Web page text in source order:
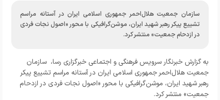
سازمان جمعیت هلال‌احمر جمهوری اسلامی ایران در آستانه مراسم
تشییع پیکر رهبر شهید ایران، موشن‌گرافیکی با محور «اصول نجات فردی
در ازدحام جمعیت» منتشر کرد.
به گزارش خبرنگار سرویس فرهنگی و اجتماعی خبرگزاری رسا، سازمان
جمعیت هلال‌احمر جمهوری اسلامی ایران در آستانه مراسم تشییع پیکر
رهبر شهید ایران، موشن‌گرافیکی با محور «اصول نجات فردی در ازدحام
جمعیت» منتشر کرد.